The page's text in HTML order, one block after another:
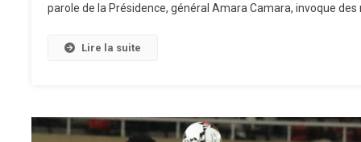
parole de la Présidence, général Amara Camara, invoque des
Lire la suite